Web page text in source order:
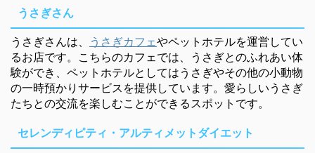
うさぎさん
うさぎさんは、 うさぎカフェやペットホテルを運営してい
るお店です。こちらのカフェでは、うさぎとのふれあい体
験ができ、ペットホテルとしてはうさぎやその他の小動物
の一時預かりサービスを提供しています。愛らしいうさぎ
たちとの交流を楽しむことができるスポットです。
セレンディピティ・アルティメットダイエット